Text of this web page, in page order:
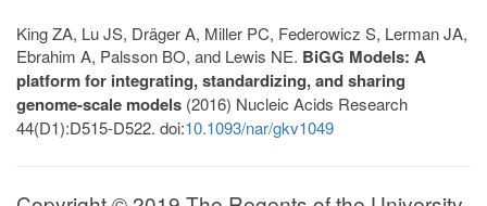
King ZA, Lu JS, Dräger A, Miller PC, Federowicz S, Lerman JA,
Ebrahim A, Palsson BO, and Lewis NE. BiGG Models: A
platform for integrating, standardizing, and sharing
genome-scale models (2016) Nucleic Acids Research
44(D1):D515-D522. doi:10.1093/nar/gkv1049